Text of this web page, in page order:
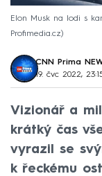
Elon Musk na lodi s
Profimedia.cz
CNN Prima
19. čvc 2022,
Vizionář a
krátký čas
vyrazil se
k řeckému